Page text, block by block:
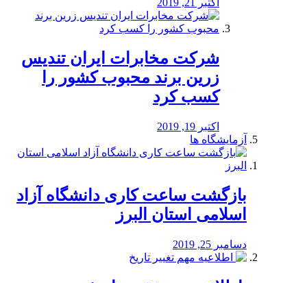
اکتبر 21, 2019
شرکت مخابرات ایران تندیس
زرین برند محبوب کشور را
کسب کرد
اکتبر 19, 2019
آزمایشگاه ها
بازگشت ساعت کاری دانشگاه آزاد
اسلامی استان البرز
دسامبر 25, 2019